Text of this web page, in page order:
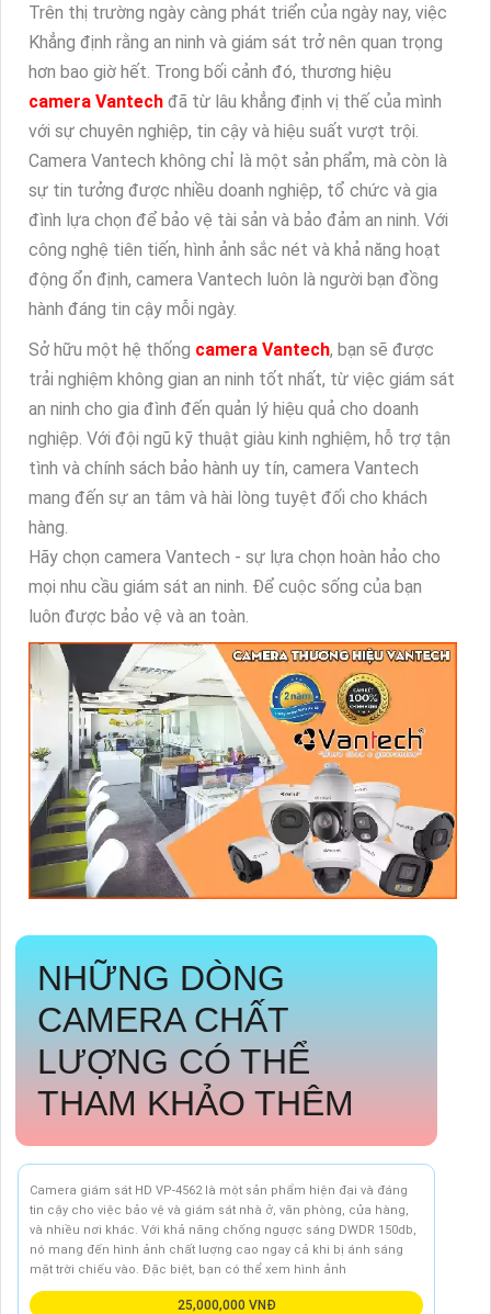
Trên thị trường ngày càng phát triển của ngày nay, việc
Khẳng định rằng an ninh và giám sát trở nên quan trọng
hơn bao giờ hết. Trong bối cảnh đó, thương hiệu
camera Vantech đã từ lâu khẳng định vị thế của mình
với sự chuyên nghiệp, tin cậy và hiệu suất vượt trội.
Camera Vantech không chỉ là một sản phẩm, mà còn là
sự tin tưởng được nhiều doanh nghiệp, tổ chức và gia
đình lựa chọn để bảo vệ tài sản và bảo đảm an ninh. Với
công nghệ tiên tiến, hình ảnh sắc nét và khả năng hoạt
động ổn định, camera Vantech luôn là người bạn đồng
hành đáng tin cậy mỗi ngày.
Sở hữu một hệ thống camera Vantech, bạn sẽ được
trải nghiệm không gian an ninh tốt nhất, từ việc giám sát
an ninh cho gia đình đến quản lý hiệu quả cho doanh
nghiệp. Với đội ngũ kỹ thuật giàu kinh nghiệm, hỗ trợ tận
tình và chính sách bảo hành uy tín, camera Vantech
mang đến sự an tâm và hài lòng tuyệt đối cho khách
hàng.
Hãy chọn camera Vantech - sự lựa chọn hoàn hảo cho
mọi nhu cầu giám sát an ninh. Để cuộc sống của bạn
luôn được bảo vệ và an toàn.
NHỮNG DÒNG
CAMERA CHẤT
LƯỢNG CÓ THỂ
THAM KHẢO THÊM
Camera giám sát HD VP-4562 là một sản phẩm hiện đại và đáng
tin cậy cho việc bảo vệ và giám sát nhà ở, văn phòng, cửa hàng,
và nhiều nơi khác. Với khả năng chống ngược sáng DWDR 150db,
nó mang đến hình ảnh chất lượng cao ngay cả khi bị ánh sáng
mặt trời chiếu vào. Đặc biệt, bạn có thể xem hình ảnh
25,000,000 VNĐ